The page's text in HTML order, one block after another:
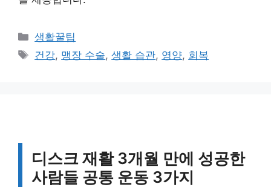
카
테
생활꿀팁
태
건강, 맹장 수술,생활 습관, 영양, 회복
디스크 재활 3개월 만에 성공한
사람들 공통 운동 3가지